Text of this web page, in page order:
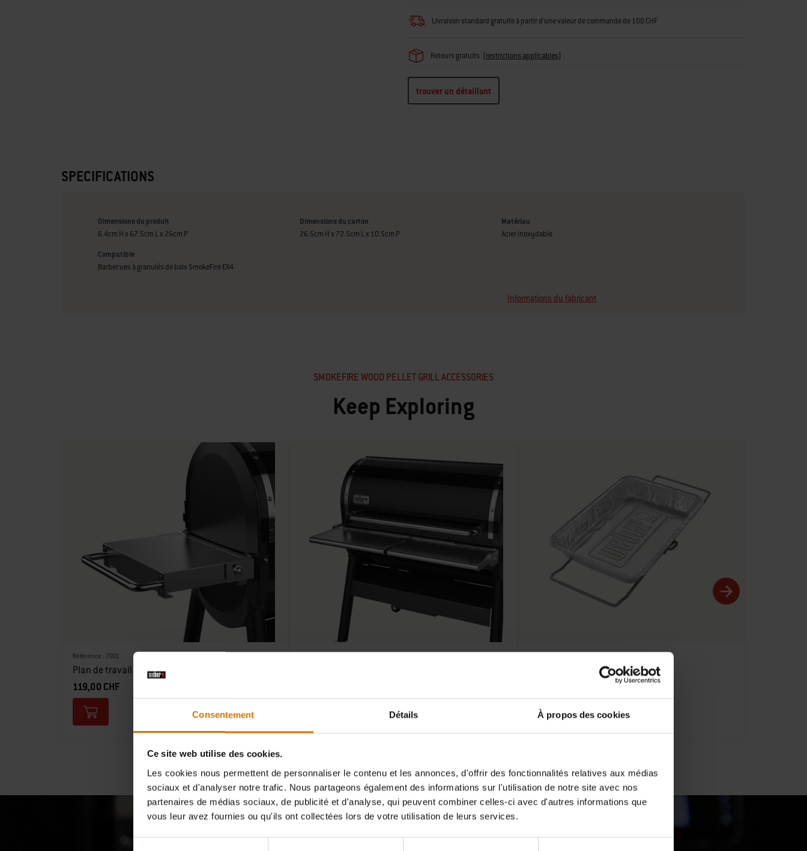
Consentement Détails À propos des cookies
Ce site web utilise des cookies.
Les cookies nous permettent de personnaliser le contenu et les annonces, d'offrir des fonctionnalités relatives aux médias
sociaux et d'analyser notre trafic. Nous partageons également des informations sur l'utilisation de notre site avec nos
partenaires de médias sociaux, de publicité et d'analyse, qui peuvent combiner celles-ci avec d'autres informations que
vous leur avez fournies ou qu'ils ont collectées lors de votre utilisation de leurs services.
Livraison standard gratuite à partir d'une valeur de commande de 100 CHF
Retours gratuits (restrictions applicables)
trouver un détaillant
SPECIFICATIONS
Dimensions du produit
6.4cm H x 67.5cm L x 26cm P
Dimensions du carton
26.5cm H x 72.5cm L x 10.5cm P
Matériau
Acier inoxydable
Compatible
Barbecues à granulés de bois SmokeFire EX4
Informations du fabricant
SMOKEFIRE WOOD PELLET GRILL ACCESSORIES
Keep Exploring
Référence : 7001
Plan de travail latéral rabattable en inox
119,00 CHF